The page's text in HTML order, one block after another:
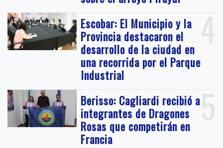
4
Escobar: El Municipio y la
Provincia destacaron el
desarrollo de la ciudad en
una recorrida por el Parque
Industrial
5
Berisso: Cagliardi recibió a
integrantes de Dragones
Rosas que competirán en
Francia